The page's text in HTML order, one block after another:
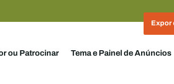
Expor
ou Patrocinar Tema e Painel de Anúncios